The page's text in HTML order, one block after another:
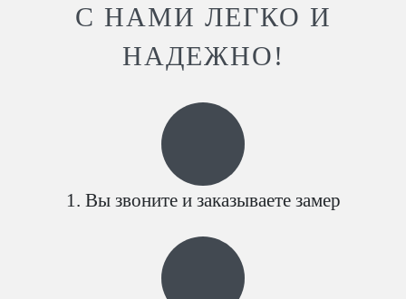
С НАМИ ЛЕГКО И
НАДЕЖНО!
Вы звоните и заказываете замер